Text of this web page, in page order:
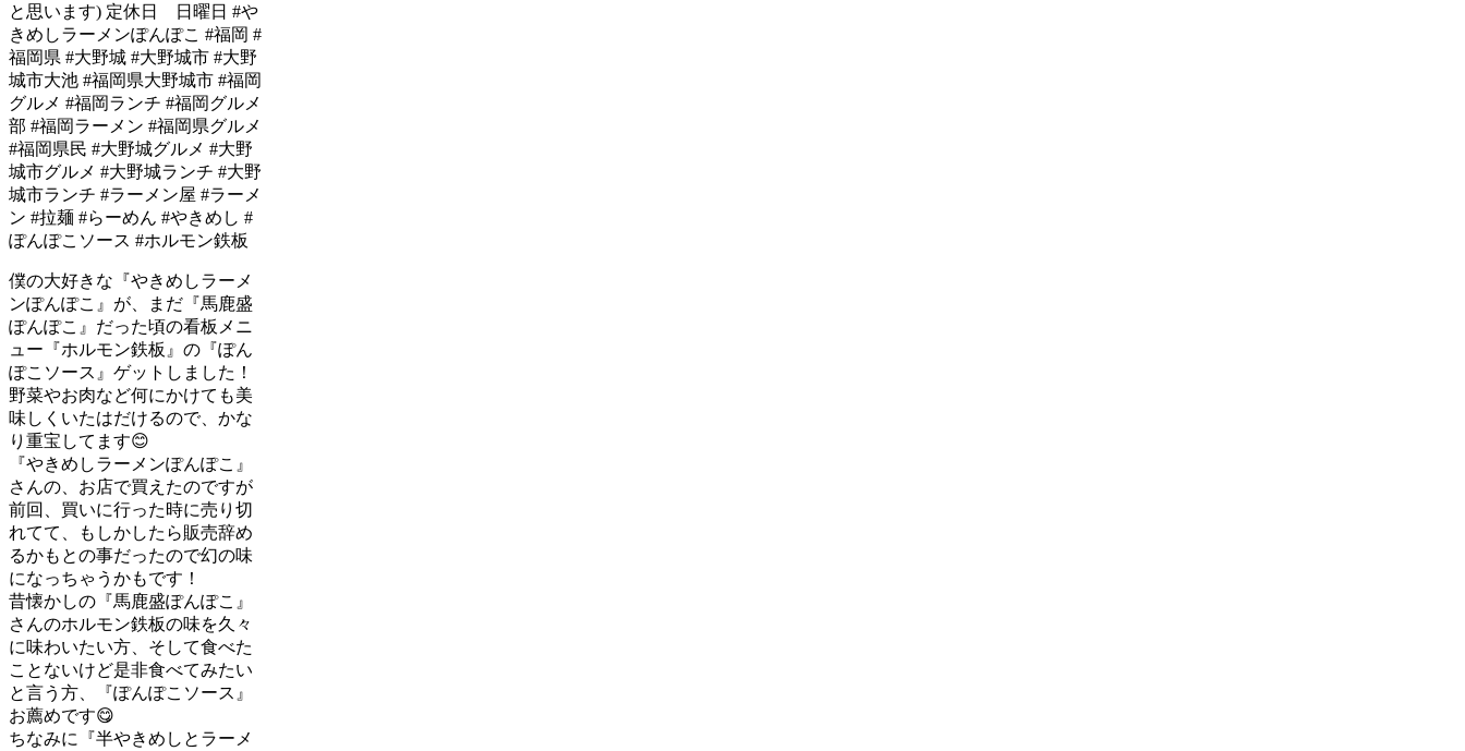
僕の大好きな『やきめしラーメ
ンぽんぽこ』が、まだ『馬鹿盛
ぽんぽこ』だった頃の看板メニ
ュー『ホルモン鉄板』の『ぽん
ぽこソース』ゲットしました！
野菜やお肉など何にかけても美
味しくいたはだけるので、かな
り重宝してます😊
『やきめしラーメンぽんぽこ』
さんの、お店で買えたのですが
前回、買いに行った時に売り切
れてて、もしかしたら販売辞め
るかもとの事だったので幻の味
になっちゃうかもです！
昔懐かしの『馬鹿盛ぽんぽこ』
さんのホルモン鉄板の味を久々
に味わいたい方、そして食べた
ことないけど是非食べてみたい
と言う方、『ぽんぽこソース』
お薦めです😋
ちなみに『半やきめしとラーメ